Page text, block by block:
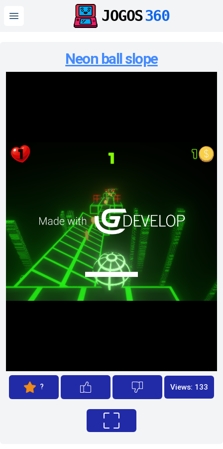
Open main menu JOGOS360
Neon ball slope
? Views: 133